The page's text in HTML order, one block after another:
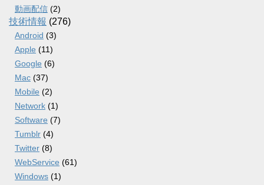
動画配信 (2)
技術情報 (276)
Android (3)
Apple (11)
Google (6)
Mac (37)
Mobile (2)
Network (1)
Software (7)
Tumblr (4)
Twitter (8)
WebService (61)
Windows (1)